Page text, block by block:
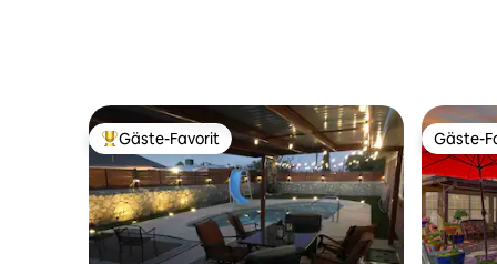
Beliebter Gäste-Favorit.
Gäste-Favorit Gäste-
Gäste-